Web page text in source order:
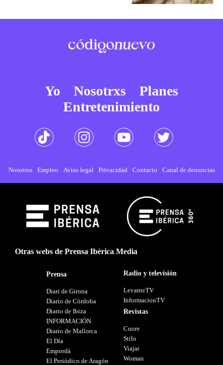
Yo Nosotrxs
Planes
Entretenimiento
Nosotros Empleo Aviso legal Privacidad Contacto Canal de denuncias
Otras webs de Prensa Ibérica Media
Prensa
Diari de Girona
Diario de Córdoba
Diario de Ibiza
INFORMACIÓN
Diario de Mallorca
El Día
Empordà
El Periódico de Aragón
Radio y televisión
LevanteTV
InformacionTV
Revistas
Cuore
Stilo
Viajar
Woman